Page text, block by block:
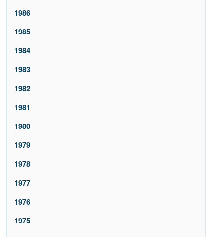
1986
1985
1984
1983
1982
1981
1980
1979
1978
1977
1976
1975